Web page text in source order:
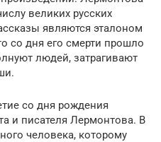
великих русских
являются эталоном
со дня его смерти прошло
людей, затрагивают
со дня рождения
и писателя Лермонтова. В
человека, которому